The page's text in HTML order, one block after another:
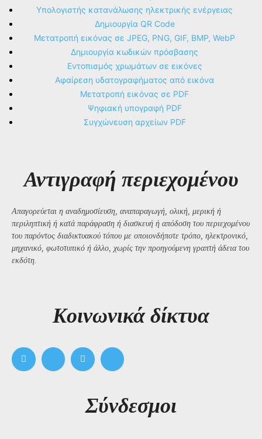
Υπολογιστής κατανάλωσης ηλεκτρικής ενέργειας
Δημιουργία QR Code
Μετατροπή εικόνας σε JPEG, PNG, GIF, BMP, WebP
Δημιουργία κωδικών πρόσβασης
Εντοπισμός χρωμάτων σε εικόνες
Αφαίρεση υδατογραφήματος από εικόνα
Μετατροπή εικόνας σε PDF
Ψηφιακή υπογραφή PDF
Συγχώνευση αρχείων PDF
Αντιγραφή περιεχομένου
Απαγορεύεται η αναδημοσίευση, αναπαραγωγή, ολική, μερική ή
περιληπτική ή κατά παράφραση ή διασκευή ή απόδοση του περιεχομένου
του παρόντος διαδικτυακού τόπου με οποιονδήποτε τρόπο, ηλεκτρονικό,
μηχανικό, φωτοτυπικό ή άλλο, χωρίς την προηγούμενη γραπτή άδεια του
εκδότη.
Kοινωνικά δίκτυα
Σύνδεσμοι